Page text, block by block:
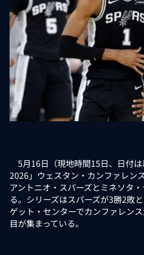
5月16日（現地時間15日、日付
2026」ウェスタン・カンファレン
アントニオ・スパーズとミネソタ
る。シリーズはスパーズが3勝2敗
ゲット・センターでカンファレン
目が集まっている。